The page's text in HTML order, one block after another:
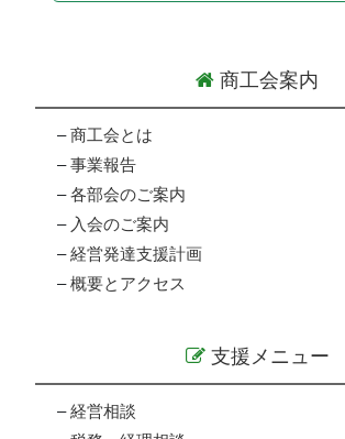
商工会案内
–商工会とは
–事業報告
–各部会のご案内
– 入会のご案内
–経営発達支援計画
–概要とアクセス
支援メニュー
–経営相談